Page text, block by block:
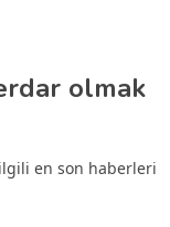
olmak
en son haberleri